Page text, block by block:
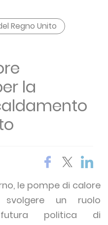
Regno Unito
la
le pompe di calore
un ruolo
politica di